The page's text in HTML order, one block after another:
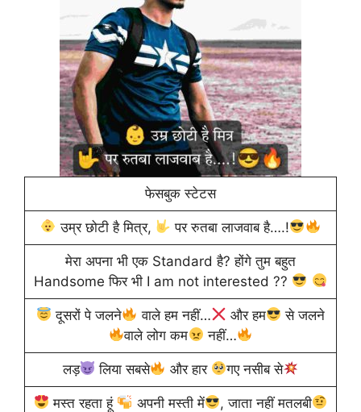
फेसबुक स्टेटस
उम्र छोटी है मित्र, पर रुतबा लाजवाब है….!
मेरा अपना भी एक Standard है? होंगे तुम बहुत
Handsome फिर भी I am not interested ??
दूसरों पे जलने वाले हम नहीं… और हम
से जलने
वाले लोग कम
नहीं…
लड़ लिया सबसे और हार गए नसीब से
मस्त रहता हूं अपनी मस्ती में
, जाता नहीं मतलबी